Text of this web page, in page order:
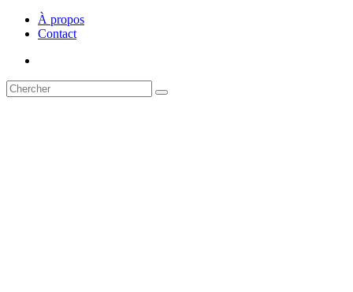
À propos
Contact